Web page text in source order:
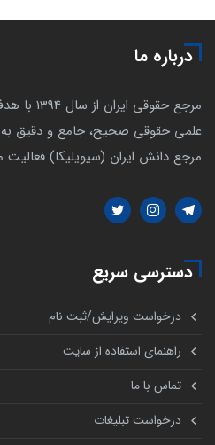
درباره ما
مرجع
علمی حقوقی صحیح، جامع و دقیق به
مرجع دانش ایران (سیویلیکا)
دسترسی سریع
درخواست ویرایش/ثبت نام
راهنمای استفاده از سایت
تماس با ما
درخواست تبلیغات